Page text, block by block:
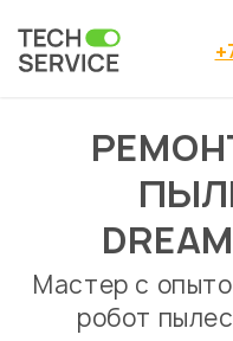
Ремонт
Ремонт роботов
Мастер с
робот